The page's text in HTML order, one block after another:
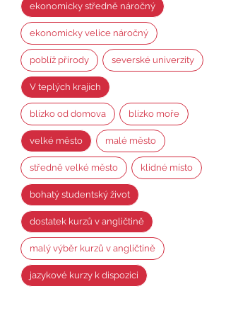
ekonomicky středně náročný
ekonomicky velice náročný
poblíž přírody severské univerzity
V teplých krajích
blízko od domova blízko moře
velké město malé město
středně velké město klidné místo
bohatý studentský život
dostatek kurzů v angličtině
malý výběr kurzů v angličtině
jazykové kurzy k dispozici